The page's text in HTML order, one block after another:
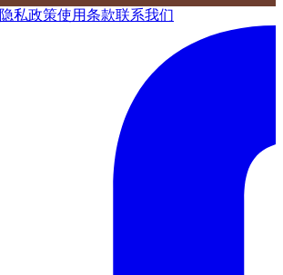
隐私政策使用条款联系我们